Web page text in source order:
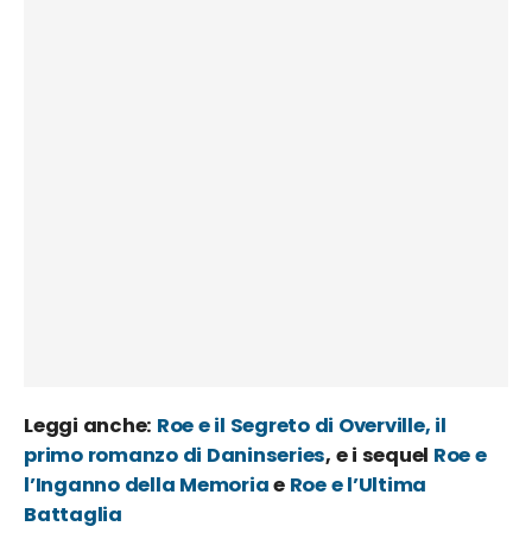
Leggi anche: Roe e il Segreto di Overville, il
primo romanzo di Daninseries, e i sequel Roe e
l’Inganno della Memoriae Roe e l’Ultima
Battaglia